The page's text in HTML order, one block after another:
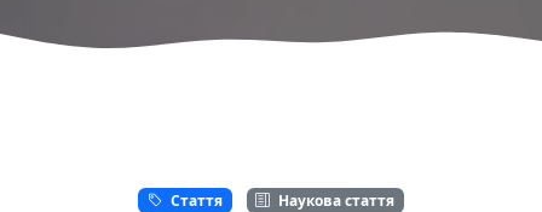
Стаття Наукова стаття